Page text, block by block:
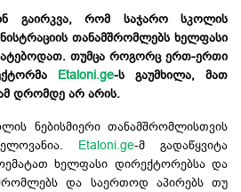
გაირკვა,რომ საჯაროსკოლის
თანამშრომლებს ხელფასი
. თუმცა როგორც ერთ-ერთი
Etaloni.ge-ს გაუმხილა, მათ
დრომდე არ არის.
ნებისმიერი თანამშრომლისთვის
Etaloni. ge-მ გადაწყვიტა
ხელფასი დირექტორებსა და
და საერთოდ აპირებს თუ